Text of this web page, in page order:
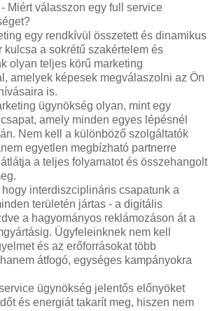
Miért válasszon egy full service
egy rendkívül összetett és dinamikus
kulcsa a sokrétű szakértelem és
olyan teljes körű marketing
amelyek képesek megválaszolni az Ön
is.
ügynökség olyan, mint egy
amely minden egyes lépésnél
Nem kell a különböző szolgáltatók
egyetlen megbízható partnerre
a teljes folyamatot és összehangolt
interdiszciplináris csapatunk a
területén jártas - a digitális
a hagyományos reklámozáson át a
Ügyfeleinknek nem kell
és az erőforrásokat több
átfogó, egységes kampányokra
ügynökség jelentős előnyöket
és energiát takarít meg, hiszen nem